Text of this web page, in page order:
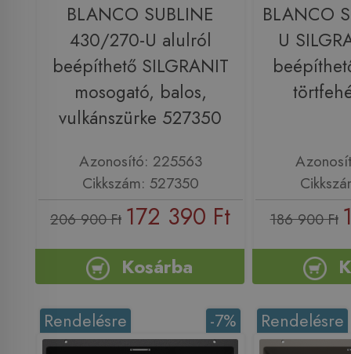
BLANCO SUBLINE
430/270-U alulról
beépíthető SILGRANIT
mosogató, balos,
vulkánszürke 527350
Azonosító: 225563
Cikkszám: 527350
206 900 Ft 172 390 Ft
Kosárba
BLANCO
U
186 900 Ft
-7%
Rendelésre Rendelésre